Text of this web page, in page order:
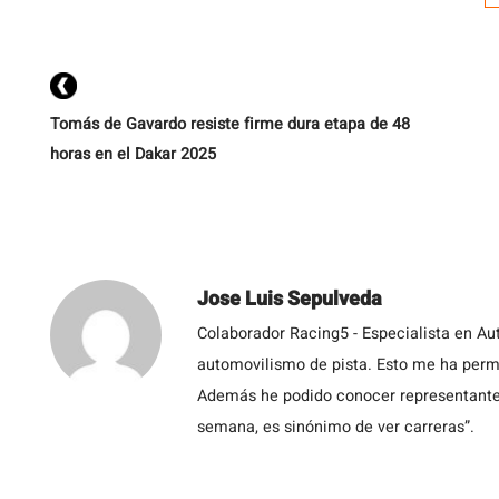
Tomás de Gavardo resiste firme dura etapa de 48
horas en el Dakar 2025
Jose Luis Sepulveda
Colaborador Racing5 - Especialista en
automovilismo de pista. Esto me ha
Además he podido conocer
semana, es sinónimo de ver carreras”.